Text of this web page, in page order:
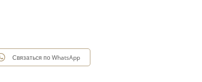
Связаться по WhatsApp